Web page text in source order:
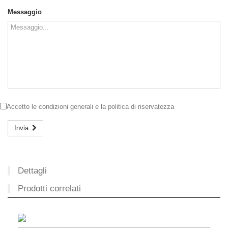
Messaggio
Accetto le condizioni generali e la politica di riservatezza
Invia
Dettagli
Prodotti correlati
––––––––––––––––––––––––––––––––––––––––––––––––––––––